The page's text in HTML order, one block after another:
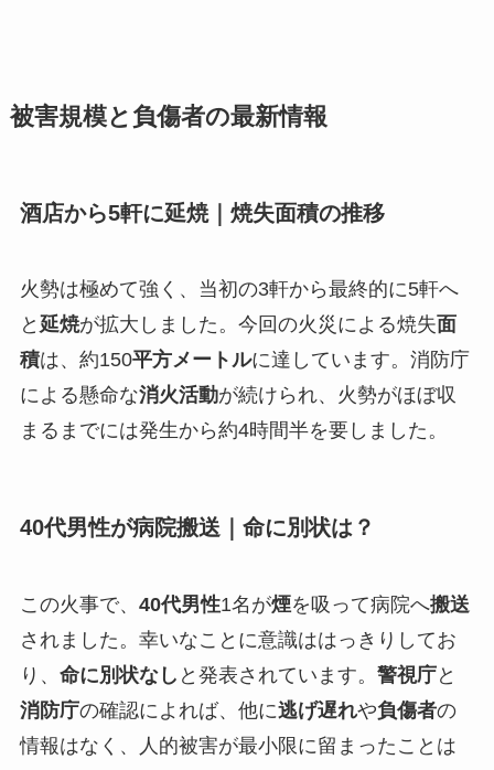
被害規模と負傷者の最新情報
酒店から5軒に延焼｜焼失面積の推移
火勢は極めて強く、当初の3軒から最終的に5軒へ
と 延焼が拡大しました。今回の火災による焼失面
積は、約150平方メートルに達しています。消防庁
による懸命な消火活動が続けられ、火勢がほぼ収
まるまでには発生から約4時間半を要しました。
40代男性が病院搬送｜命に別状は？
この火事で、 40代男性1名が煙を吸って病院へ搬送
されました。幸いなことに意識ははっきりしてお
り、 命に別状なし と発表されています。 警視庁と
消防庁の確認によれば、他に逃げ遅れや負傷者の
情報はなく、人的被害が最小限に留まったことは